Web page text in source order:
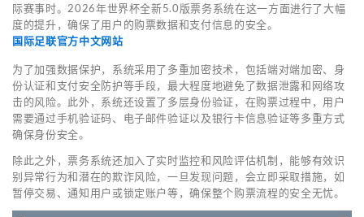
际赛事时。2026年世界杯全新5.0版票务系统在这一方面进行了大幅
度的提升，确保了用户的购票数据和支付信息的安全。
国际足联官方中文网站
为了加强数据保护，系统采用了多重加密技术，包括端对端加密、身
份认证和支付安全防护等手段，最大程度地避免了数据泄露和网络攻
击的风险。此外，系统还设置了多层身份验证，在购票过程中，用户
需要通过手机验证码、电子邮件验证以及银行卡信息验证等多重方式
确保身份安全。
除此之外，票务系统还加入了实时监控和风险评估机制，能够有效识
别异常行为和潜在的欺诈风险，一旦发现问题，会立即采取措施，如
暂停交易、通知用户或锁定账户等，确保整个购票流程的安全无忧。